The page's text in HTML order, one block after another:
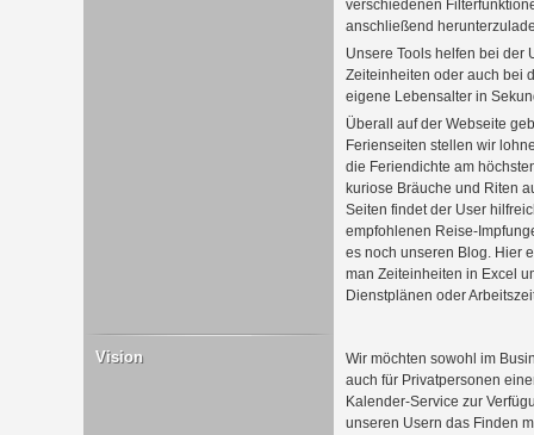
verschiedenen
anschließend
Unsere Tools helfen bei der
Zeiteinheiten oder auch bei
eigene Lebensalter in
Überall auf der Webseite
Ferienseiten stellen wir
die Feriendichte am
kuriose Bräuche und Riten
Seiten findet der User
empfohlenen Reise-
es noch unseren Blog. Hier
man Zeiteinheiten in Excel
Dienstplänen oder
Vision
Wir möchten sowohl im
auch für Privatpersonen
Kalender-Service zur
unseren Usern das Finden